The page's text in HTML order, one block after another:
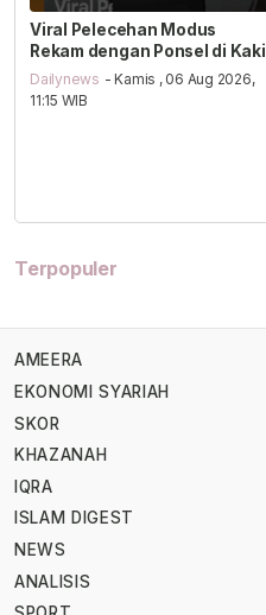
Viral Pelecehan Modus
Rekam dengan Ponsel di Kaki
Dailynews - Kamis , 06 Aug 2026,
11:15 WIB
Terpopuler
AMEERA
EKONOMI SYARIAH
SKOR
KHAZANAH
IQRA
ISLAM DIGEST
NEWS
ANALISIS